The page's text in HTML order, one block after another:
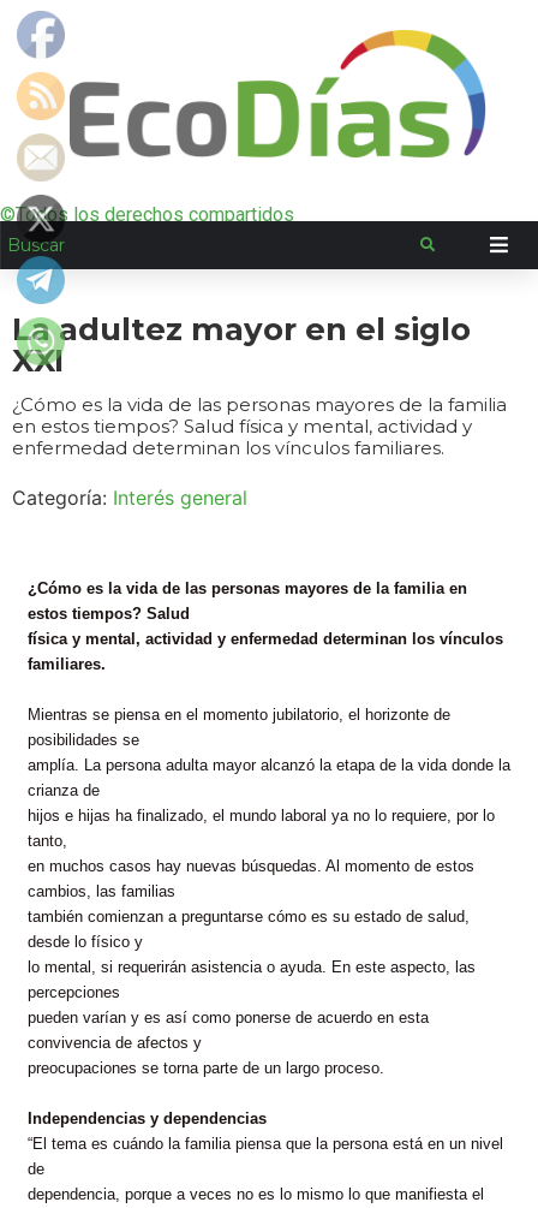
©Todos los derechos compartidos
La adultez mayor en el siglo
XXI
¿Cómo es la vida de las personas mayores de la familia
en estos tiempos? Salud física y mental, actividad y
enfermedad determinan los vínculos familiares.
Categoría: Interés general
¿Cómo es la vida de las personas mayores de la familia en
estos tiempos? Salud
física y mental, actividad y enfermedad determinan los vínculos
familiares.
Mientras se piensa en el momento jubilatorio, el horizonte de
posibilidades se
amplía. La persona adulta mayor alcanzó la etapa de la vida donde la
crianza de
hijos e hijas ha finalizado, el mundo laboral ya no lo requiere, por lo
tanto,
en muchos casos hay nuevas búsquedas. Al momento de estos
cambios, las familias
también comienzan a preguntarse cómo es su estado de salud,
desde lo físico y
lo mental, si requerirán asistencia o ayuda. En este aspecto, las
percepciones
pueden varían y es así como ponerse de acuerdo en esta
convivencia de afectos y
preocupaciones se torna parte de un largo proceso.
Independencias y dependencias
“El tema es cuándo la familia piensa que la persona está en un nivel
de
dependencia, porque a veces no es lo mismo lo que manifiesta el